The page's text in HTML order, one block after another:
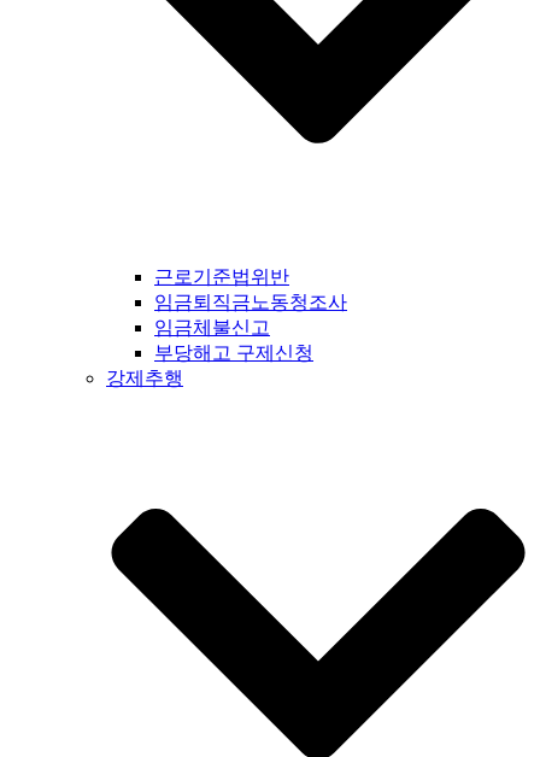
근로기준법위반
임금퇴직금노동청조사
임금체불신고
부당해고 구제신청
강제추행